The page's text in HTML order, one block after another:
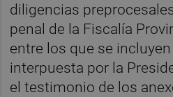
diligencias
penal de la Fiscalía
entre los que se
interpuesta por la
el testimonio de los